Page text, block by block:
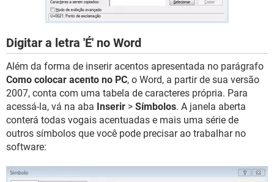
Digitar a letra 'É' no Word
Além da forma de inserir acentos apresentada no parágrafo
Como colocar acento no PC, o Word, a partir de sua versão
2007, conta com uma tabela de caracteres própria. Para
acessá-la, vá na aba Inserir > Símbolos. A janela aberta
conterá todas vogais acentuadas e mais uma série de
outros símbolos que você pode precisar ao trabalhar no
software: